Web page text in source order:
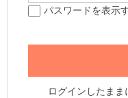
パスワードを表示
ログインしたまま